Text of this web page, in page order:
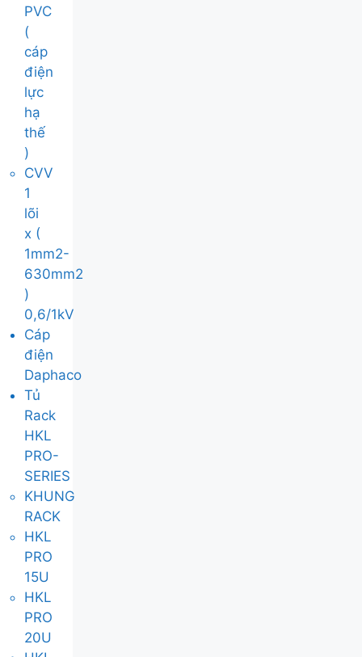
PVC
(
cáp
điện
lực
hạ
thế
)
CVV
1
lõi
x (
1mm2-
630mm2
)
0,6/1kV
Cáp
điện
Daphaco
Tủ
Rack
HKL
PRO-
SERIES
KHUNG
RACK
HKL
PRO
15U
HKL
PRO
20U